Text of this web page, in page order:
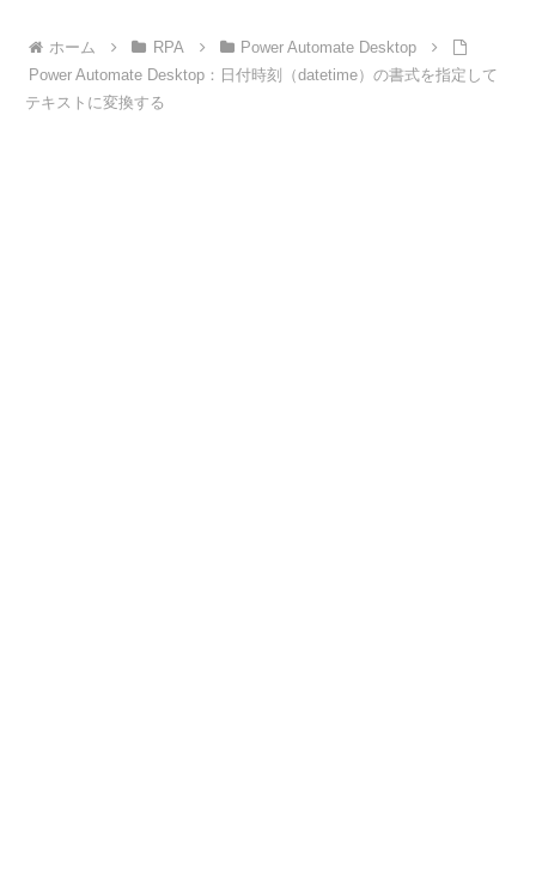
ホーム RPA
Power Automate Desktop
Power Automate Desktop：日付時刻（datetime）の書式を指定して
テキストに変換する